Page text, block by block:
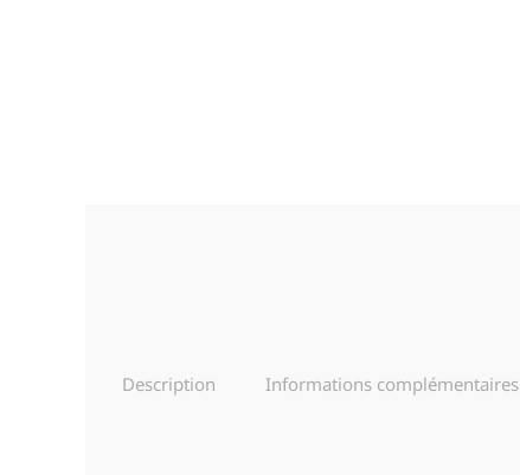
Description Informations complémentaires